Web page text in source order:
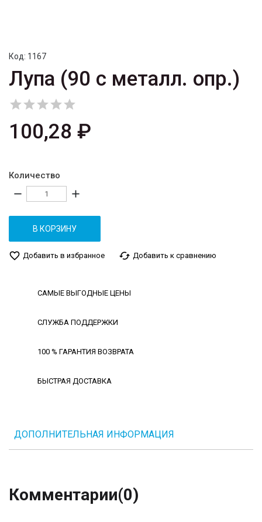
Код: 1167
Лупа (90 с металл. опр.)

100,28 ₽
Количество
remove add
В КОРЗИНУ
favorite_border Добавить в избранное cached Добавить к сравнению
САМЫЕ ВЫГОДНЫЕ ЦЕНЫ
СЛУЖБА ПОДДЕРЖКИ
100 % ГАРАНТИЯ ВОЗВРАТА
БЫСТРАЯ ДОСТАВКА
ДОПОЛНИТЕЛЬНАЯ ИНФОРМАЦИЯ
Комментарии(0)